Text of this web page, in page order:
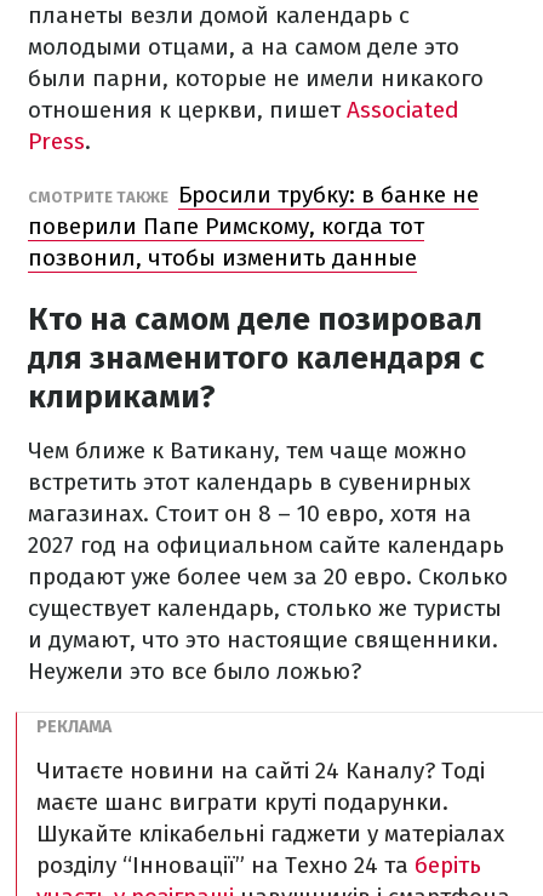
планеты везли домой календарь с
молодыми отцами, а на самом деле это
были парни, которые не имели никакого
отношения к церкви, пишетAssociated
Press.
СМОТРИТЕ ТАКЖЕ
Бросили трубку: в банке не
поверили Папе Римскому, когда тот
позвонил, чтобы изменить данные
Кто на самом деле позировал
для знаменитого календаря с
клириками?
Чем ближе к Ватикану, тем чаще можно
встретить этот календарь в сувенирных
магазинах. Стоит он 8 – 10 евро, хотя на
2027 год на официальном сайте календарь
продают уже более чем за 20 евро. Сколько
существует календарь, столько же туристы
и думают, что это настоящие священники.
Неужели это все было ложью?
Читаєте новини на сайті 24 Каналу? Тоді
маєте шанс виграти круті подарунки.
Шукайте клікабельні гаджети у матеріалах
розділу “Інновації” на Техно 24 та беріть